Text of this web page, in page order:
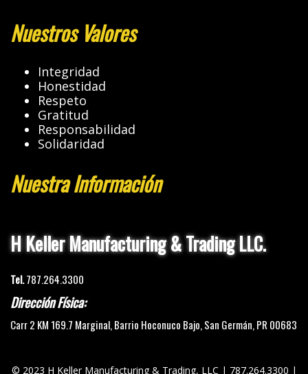
Nuestros Valores
Integridad
Honestidad
Respeto
Gratitud
Responsabilidad
Solidaridad
Nuestra Información
H Keller Manufacturing & Trading LLC.
Tel.787.264.3300
Dirección Física:
Carr 2 KM 169.7 Marginal, Barrio Hoconuco Bajo, San Germán, PR 00683
© 2023 H Keller Manufacturing & Trading, LLC | 787.264.3300 |